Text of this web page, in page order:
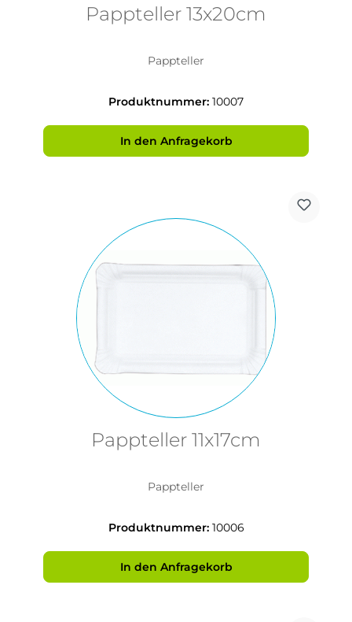
Pappteller 13x20cm
Pappteller
Produktnummer: 10007
In den Anfragekorb
Pappteller 11x17cm
Pappteller
Produktnummer: 10006
In den Anfragekorb